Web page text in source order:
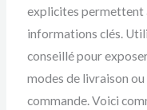
explicites permettent
informations clés.
conseillé pour
modes de livraison
commande. Voici